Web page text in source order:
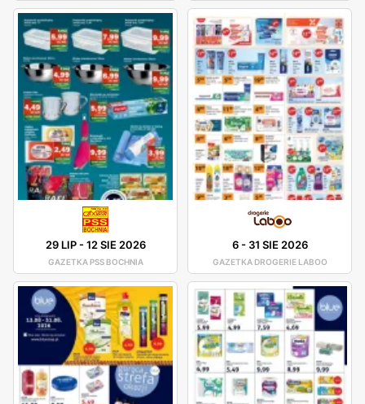
29 LIP-12 SIE 2026
GAZETKA PSS BOCHNIA
6- 31 SIE 2026
GAZETKA DROGERIE LABOO